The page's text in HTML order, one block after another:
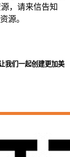
，请来信告知
源。
我们一起创建更加美